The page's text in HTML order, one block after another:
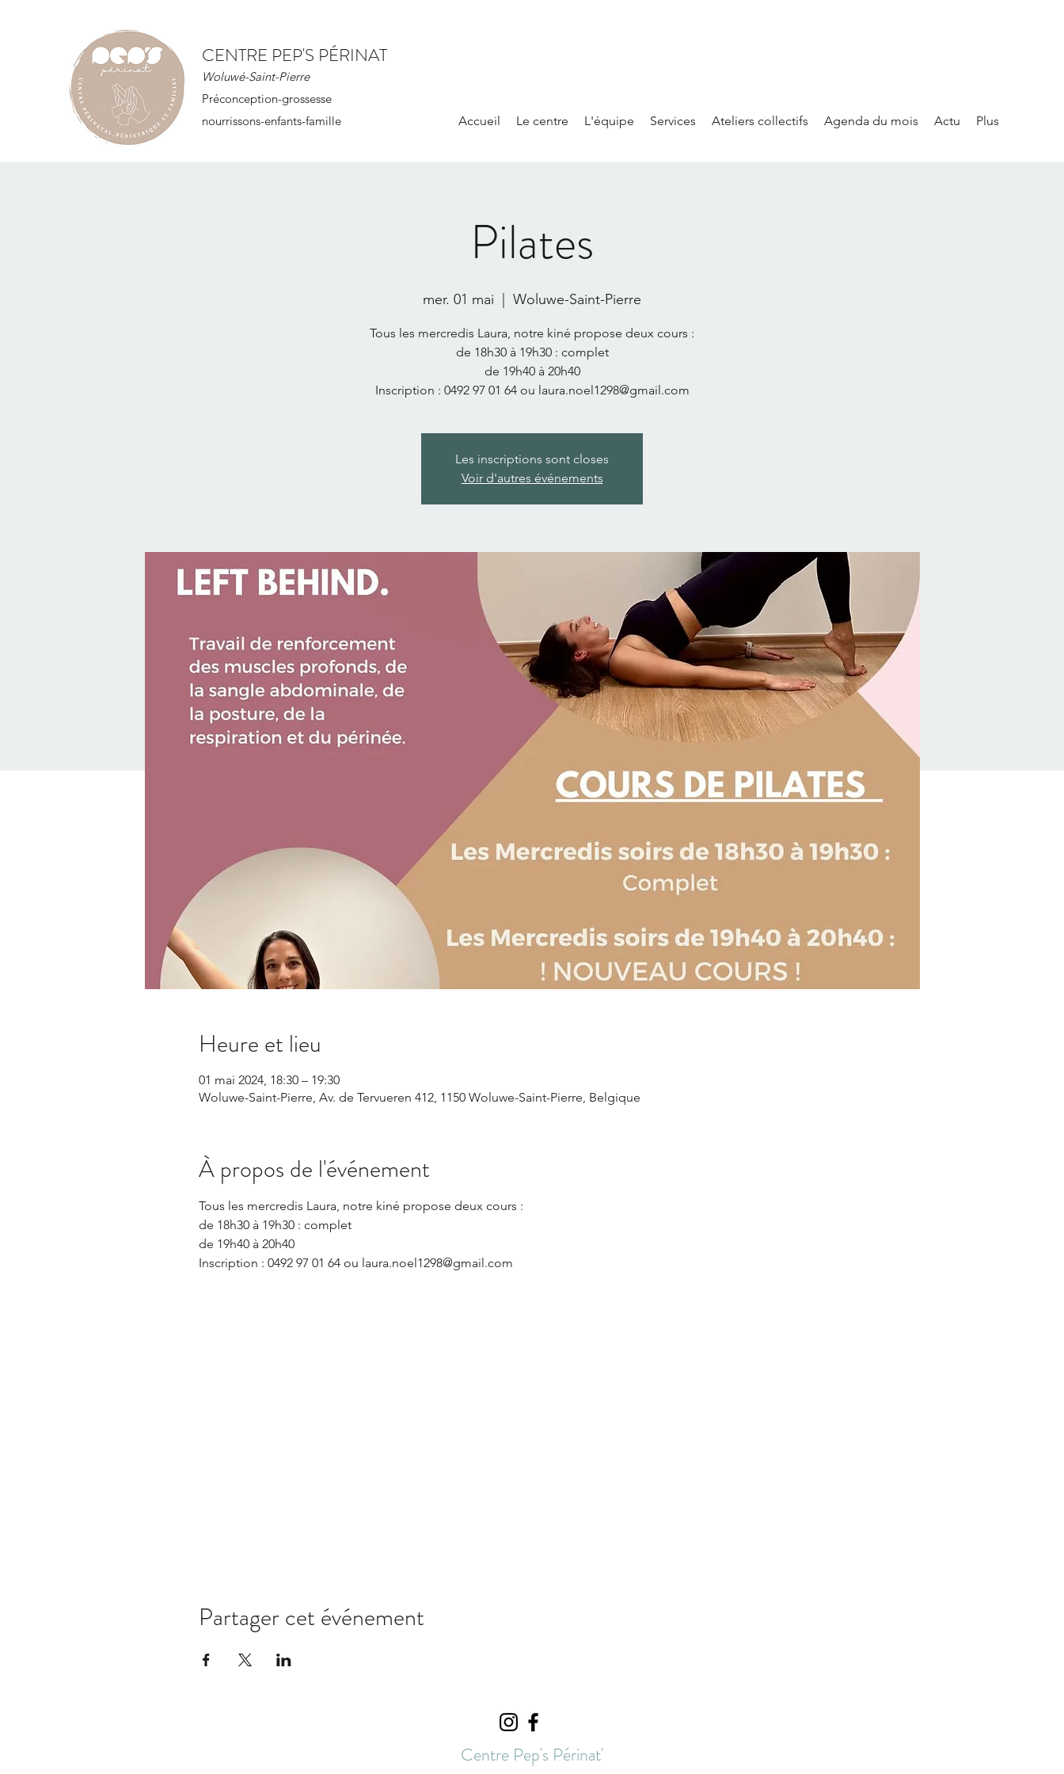
CENTRE PEP'S PÉRINAT
Woluwé-Saint-Pierre
Préconception-grossesse
nourrissons-enfants-famille
Accueil Le centre L'équipe Services Ateliers collectifs Agenda du mois Actu Plus
Pilates
mer. 01 mai Woluwe-Saint-Pierre
Tous les mercredis Laura, notre kiné propose deux cours :
de 18h30 à 19h30 : complet
de 19h40 à 20h40
Inscription : 0492 97 01 64 ou laura.noel1298@gmail.com
Les inscriptions sont closes
Voir d'autres événements
Heure et lieu
01 mai 2024, 18:30 – 19:30
Woluwe-Saint-Pierre, Av. de Tervueren 412, 1150 Woluwe-Saint-Pierre, Belgique
À propos de l'événement
Tous les mercredis Laura, notre kiné propose deux cours :
de 18h30 à 19h30 : complet
de 19h40 à 20h40
Inscription : 0492 97 01 64 ou laura.noel1298@gmail.com
Partager cet événement
Centre Pep's Périnat'